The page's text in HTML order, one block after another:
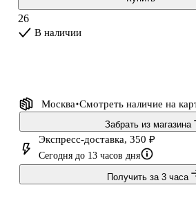
выносливость и путь человека, которому
слабым.
26
В наличии
Москва Смотреть наличие на
Забрать из магазина
Экспресс-доставка, 350 ₽
Сегодня до 13 часов дня
Получить за 3 часа